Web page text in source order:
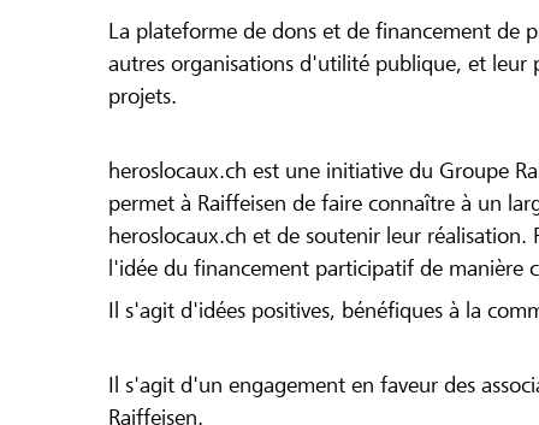
La plateforme de dons et de financement de
autres organisations d'utilité publique, et leur
projets.
heroslocaux.ch est une initiative du Groupe
permet à Raiffeisen de faire connaître à un
heroslocaux.ch et de soutenir leur
l'idée du financement participatif de manière
Il s'agit d'idées positives, bénéfiques à la
Il s'agit d'un engagement en faveur des
Raiffeisen.